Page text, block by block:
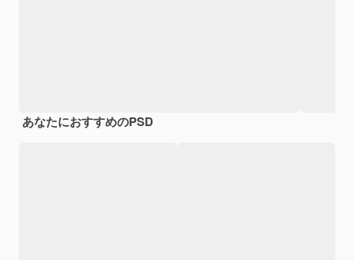
あなたにおすすめのPSD